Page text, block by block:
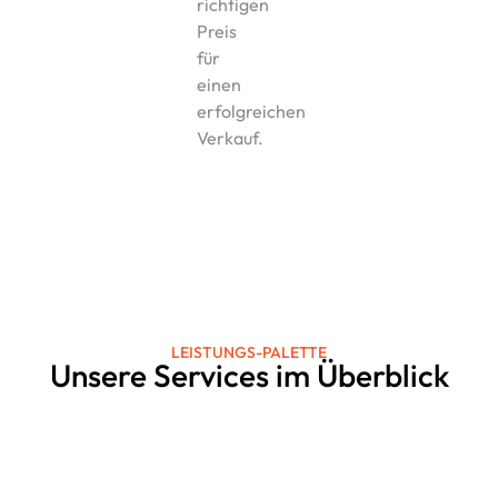
richtigen
Preis
für
einen
erfolgreichen
Verkauf.
LEISTUNGS-PALETTE
Unsere Services im Überblick